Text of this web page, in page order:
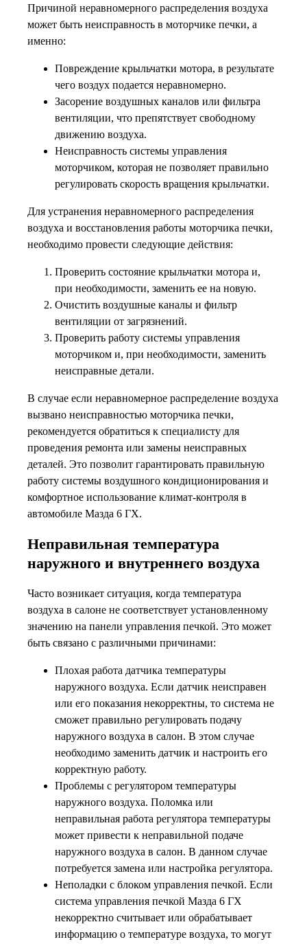
Причиной неравномерного распределения воздуха
может быть неисправность в моторчике печки, а
именно:
Повреждение крыльчатки мотора, в результате
чего воздух подается неравномерно.
Засорение воздушных каналов или фильтра
вентиляции, что препятствует свободному
движению воздуха.
Неисправность системы управления
моторчиком, которая не позволяет правильно
регулировать скорость вращения крыльчатки.
Для устранения неравномерного распределения
воздуха и восстановления работы моторчика печки,
необходимо провести следующие действия:
Проверить состояние крыльчатки мотора и,
при необходимости, заменить ее на новую.
Очистить воздушные каналы и фильтр
вентиляции от загрязнений.
Проверить работу системы управления
моторчиком и, при необходимости, заменить
неисправные детали.
В случае если неравномерное распределение воздуха
вызвано неисправностью моторчика печки,
рекомендуется обратиться к специалисту для
проведения ремонта или замены неисправных
деталей. Это позволит гарантировать правильную
работу системы воздушного кондиционирования и
комфортное использование климат-контроля в
автомобиле Мазда 6 ГХ.
Неправильная температура
наружного и внутреннего воздуха
Часто возникает ситуация, когда температура
воздуха в салоне не соответствует установленному
значению на панели управления печкой. Это может
быть связано с различными причинами:
Плохая работа датчика температуры
наружного воздуха. Если датчик неисправен
или его показания некорректны, то система не
сможет правильно регулировать подачу
наружного воздуха в салон. В этом случае
необходимо заменить датчик и настроить его
корректную работу.
Проблемы с регулятором температуры
наружного воздуха. Поломка или
неправильная работа регулятора температуры
может привести к неправильной подаче
наружного воздуха в салон. В данном случае
потребуется замена или настройка регулятора.
Неполадки с блоком управления печкой. Если
система управления печкой Мазда 6 ГХ
некорректно считывает или обрабатывает
информацию о температуре воздуха, то могут